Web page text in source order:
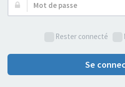
Mot
Rester connecté
Se